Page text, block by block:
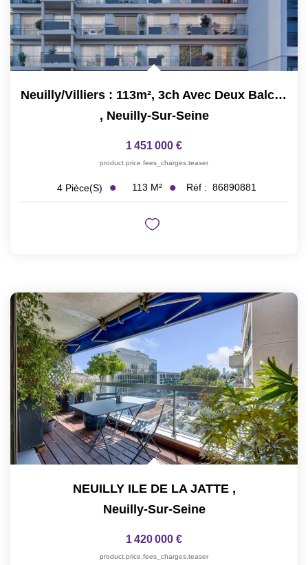
Neuilly/Villiers : 113m², 3ch Avec Deux Balcons, Immeuble...
, Neuilly-Sur-Seine
1 451 000 €
product.price.fees_charges.teaser
4 Pièce(s) 113 M² Réf : 86890881
NEUILLY ILE DE LA JATTE ,
Neuilly-Sur-Seine
1 420 000 €
product.price.fees_charges.teaser